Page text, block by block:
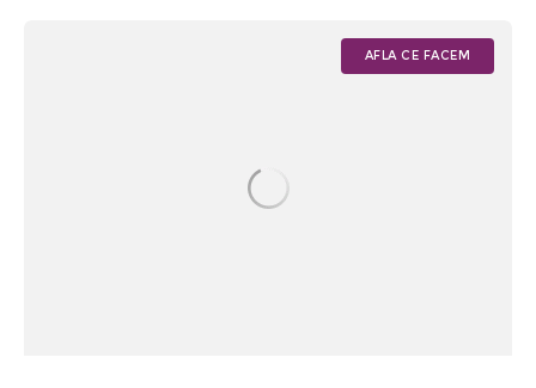
AFLA CE FACEM